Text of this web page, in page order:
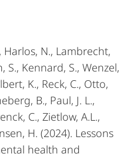
, Harlos, N., Lambrecht,
S., Kennard, S., Wenzel,
K., Reck, C., Otto,
B., Paul, J. L.,
C., Zietlow, A.L.,
H. (2024). Lessons
health and